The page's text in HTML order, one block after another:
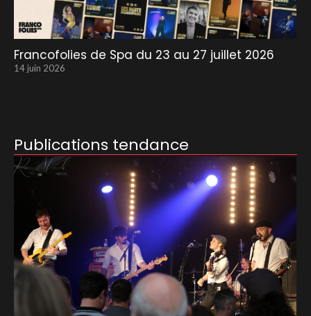
Francofolies de Spa du 23 au 27 juillet 2026
14 juin 2026
Publications tendance